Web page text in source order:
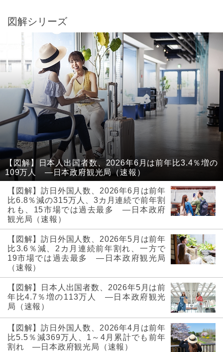
図解シリーズ
【図解】日本人出国者数、2026年6月は前年比3.4％増の
109万人 ―日本政府観光局（速報）
【図解】訪日外国人数、2026年6月は前年
比6.8％減の315万人、3カ月連続で前年割
れも、15市場では過去最多 ―日本政府
観光局（速報）
【図解】訪日外国人数、2026年5月は前年
比3.6％減、2カ月連続前年割れ、一方で
19市場では過去最多 ―日本政府観光局
（速報）
【図解】日本人出国者数、2026年5月は前
年比4.7％増の113万人 ―日本政府観光
局（速報）
【図解】訪日外国人数、2026年4月は前年
比5.5％減369万人、1～4月累計でも前年
割れ ―日本政府観光局（速報）